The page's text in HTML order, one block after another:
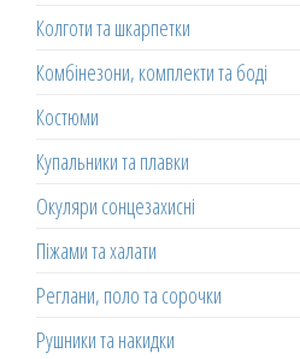
Колготи та шкарпетки
Комбінезони, комплекти та боді
Костюми
Купальники та плавки
Окуляри сонцезахисні
Піжами та халати
Реглани, поло та сорочки
Рушники та накидки